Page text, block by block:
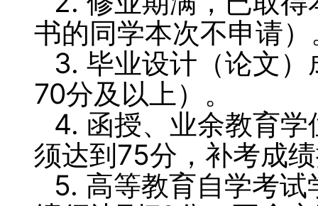
书的同学本次不申请）
3. 毕业设计（论文）
70分及以上）。
4. 函授、业余教育
须达到75分，补考成
5. 高等教育自学考